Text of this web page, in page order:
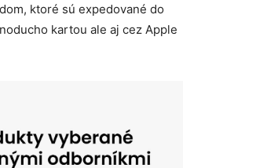
ktoré sú expedované do
kartou ale aj cez Apple